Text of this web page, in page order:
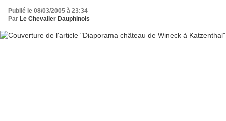
Publié le 08/03/2005 à 23:34
Par Le Chevalier Dauphinois